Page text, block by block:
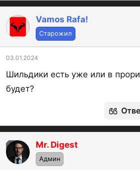
а
к
ц
и
и
:
Vamos Rafa!
Старожил
03.01.2024
Шильдики есть уже или в
будет?
OP Mr. Digest
Админ